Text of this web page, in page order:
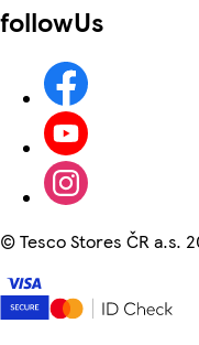
followUs
©Tesco Stores ČR a.s.